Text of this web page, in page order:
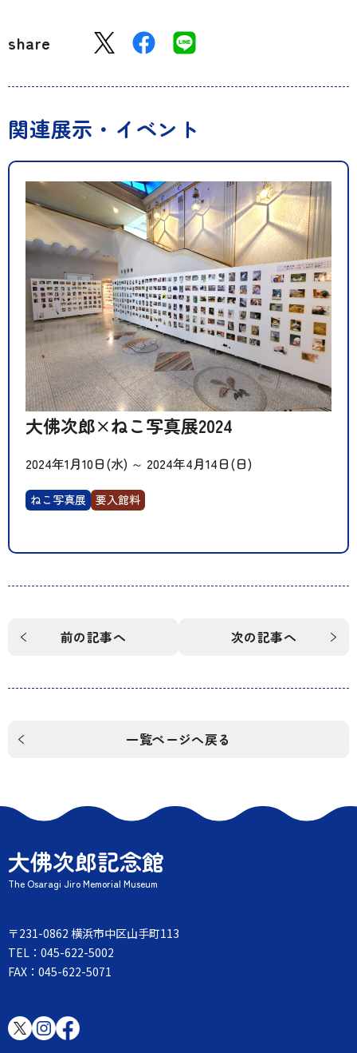
share
関連展示・イベント
大佛次郎×ねこ写真展2024
2024年1月10日(水) ～ 2024年4月14日(日)
ねこ写真展 要入館料
前の記事へ 次の記事へ
一覧ページへ戻る
大佛次郎記念館
The Osaragi Jiro Memorial Museum
〒231-0862 横浜市中区山手町113
TEL：045-622-5002
FAX：045-622-5071